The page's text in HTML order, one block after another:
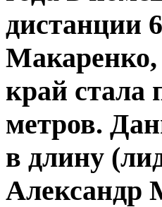
дистанции
край стала
метров.
в длину
Александр